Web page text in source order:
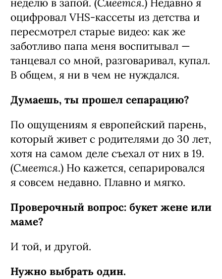
неделю в запой. (
.) Недавно я
оцифровал VHS-кассеты из детства и
пересмотрел старые видео: как же
заботливо папа меня воспитывал —
танцевал со мной, разговаривал, купал.
В общем, я ни в чем не нуждался.
Думаешь, ты прошел сепарацию?
По ощущениям я европейский парень,
который живет с родителями до 30 лет,
хотя на самом деле съехал от них в 19.
(Смеется.) Но кажется, сепарировался
я совсем недавно. Плавно и мягко.
Проверочный вопрос: букет жене или
маме?
И той, и другой.
Нужно выбрать один.